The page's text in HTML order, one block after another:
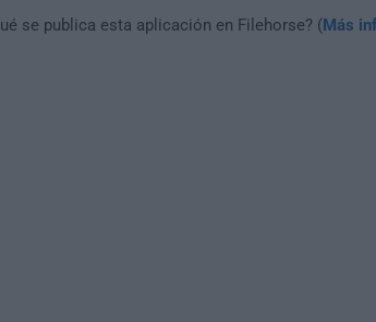
se publica esta aplicación en Filehorse? (Más